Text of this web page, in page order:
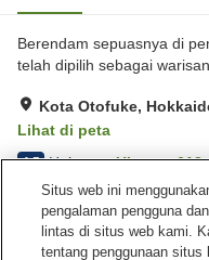
Berendam sepuasnya di
telah dipilih sebagai
Kota Otofuke,
Lihat di peta
4.5 Hebat Ulasan:613
Fasilitas properti
Situs web ini
pengalaman pengguna
lintas di situs web kami.
tentang penggunaan